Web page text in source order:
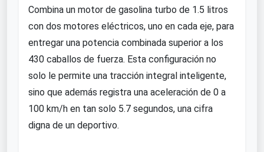
Combina un motor de gasolina turbo de 1.5 litros
con dos motores eléctricos, uno en cada eje, para
entregar una potencia combinada superior a los
430 caballos de fuerza. Esta configuración no
solo le permite una tracción integral inteligente,
sino que además registra una aceleración de 0 a
100 km/h en tan solo 5.7 segundos, una cifra
digna de un deportivo.